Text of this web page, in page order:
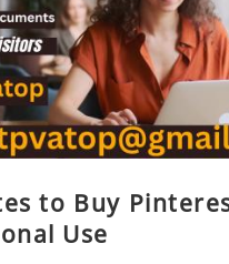
to Buy
Use